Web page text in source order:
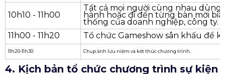
9h45 - 10h10
Lễ cắt băng khai trương, treo biển
10h10 - 11h00
Tất cả mọi người cùng nhau dùng
hành hoặc đi đến từng bàn mời
thống của doanh nghiệp, công ty.
11h00 - 11h20
Tổ chức Gameshow sân khấu để